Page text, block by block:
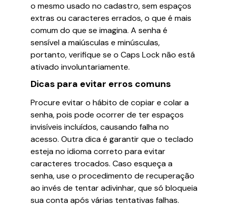
o mesmo usado no cadastro, sem espaços
extras ou caracteres errados, o que é mais
comum do que se imagina. A senha é
sensível a maiúsculas e minúsculas,
portanto, verifique se o Caps Lock não está
ativado involuntariamente.
Dicas para evitar erros comuns
Procure evitar o hábito de copiar e colar a
senha, pois pode ocorrer de ter espaços
invisíveis incluídos, causando falha no
acesso. Outra dica é garantir que o teclado
esteja no idioma correto para evitar
caracteres trocados. Caso esqueça a
senha, use o procedimento de recuperação
ao invés de tentar adivinhar, que só bloqueia
sua conta após várias tentativas falhas.